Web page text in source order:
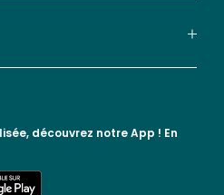
découvrez notre App ! En